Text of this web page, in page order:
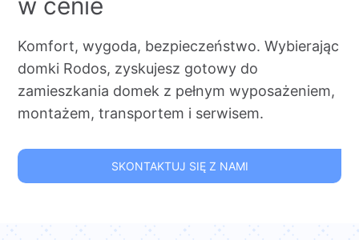
Komfort, wygoda, bezpieczeństwo. Wybierając
domki Rodos, zyskujesz gotowy do
zamieszkania domek z pełnym wyposażeniem,
montażem, transportem i serwisem.
SKONTAKTUJ SIĘ Z NAMI